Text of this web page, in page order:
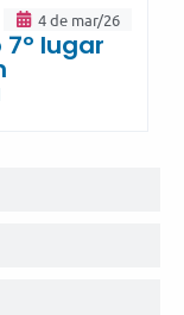
4 de mar/26
lugar